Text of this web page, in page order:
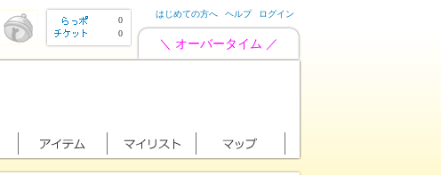
0
0
はじめての方へ ヘルプ ログイン
＼ オーバータイム ／